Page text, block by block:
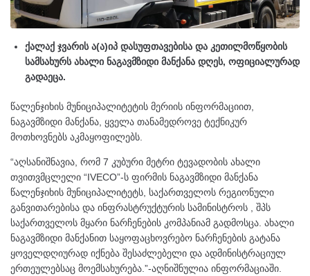
ქალაქ ჯვარის ა(ა)იპ დასუფთავებისა და კეთილმოწყობის
სამსახურს ახალი ნაგავმზიდი მანქანა დღეს, ოფიციალურად
გადაეცა.
წალენჯიხის მუნიციპალიტეტის მერიის ინფორმაციით,
ნაგავმზიდი მანქანა, ყველა თანამედროვე ტექნიკურ
მოთხოვნებს აკმაყოფილებს.
“აღსანიშნავია, რომ 7 კუბური მეტრი ტევადობის ახალი
თვითვმცლელი “IVECO”-ს ფირმის ნაგავმზიდი მანქანა
წალენჯიხის მუნიციპალიტეტს, საქართველოს რეგიონული
განვითარებისა და ინფრასტრუქტურის სამინისტროს , შპს
საქართველოს მყარი ნარჩენების კომპანიამ გადმოსცა. ახალი
ნაგავმზიდი მანქანით საყოფაცხოვრებო ნარჩენების გატანა
ყოველდღიურად იქნება შესაძლებელი და ადმინისტრაციულ
ერთეულებსაც მოემსახურება.”-აღნიშნულია ინფორმაციაში.